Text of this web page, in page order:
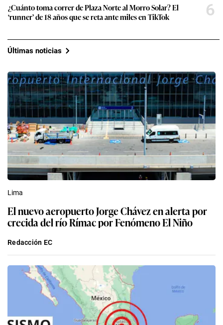
¿Cuánto toma correr de Plaza Norte al Morro Solar? El
‘runner’ de 18 años que se reta ante miles en TikTok
6
Últimas noticias
Lima
El nuevo aeropuerto Jorge Chávez en alerta por
crecida del río Rímac por Fenómeno El Niño
Redacción EC